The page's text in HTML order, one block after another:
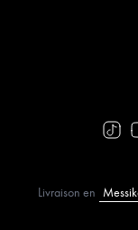
Livraison en